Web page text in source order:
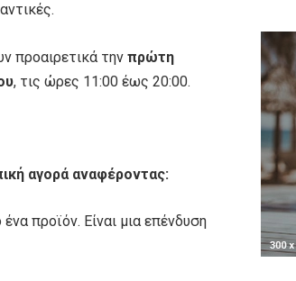
προαιρετικά την πρώτη
, τις ώρες 11:00 έως 20:00.
αγορά αναφέροντας:
προϊόν. Είναι μια επένδυση